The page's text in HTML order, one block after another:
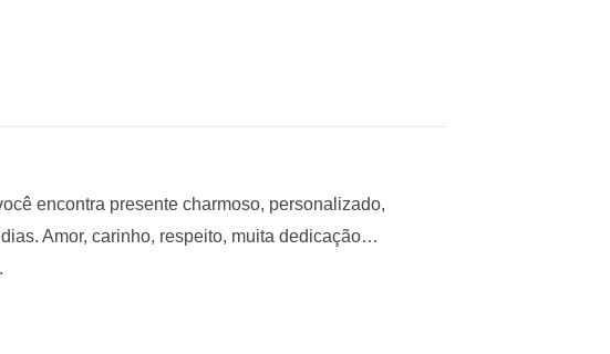
encontra presente charmoso, personalizado,
Amor, carinho, respeito, muita dedicação…